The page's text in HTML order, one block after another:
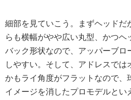
細部を見ていこう。まずヘッドだ
らも横幅がやや広い丸型、かつヘ
バック形状なので、アッパーブロ
しやすい。そして、アドレスでは
かもライ角度がフラットなので、
イメージを消したプロモデルとい